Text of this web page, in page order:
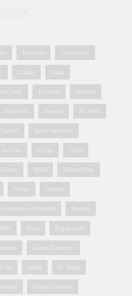
Concurso Coronavírus
Cultura Datas
ponto Desporto destaque
Entrevista Especial FC Porto
Futebol Ideias Saudáveis
Prato II Liga I Liga
Jovens Moda Mónica Pinto
Netflix Opinião
Exposições de Penafiel Penafiel
Porto Região norte
Romão Rodrigues
Saúde SC Braga
Seleção Nacional